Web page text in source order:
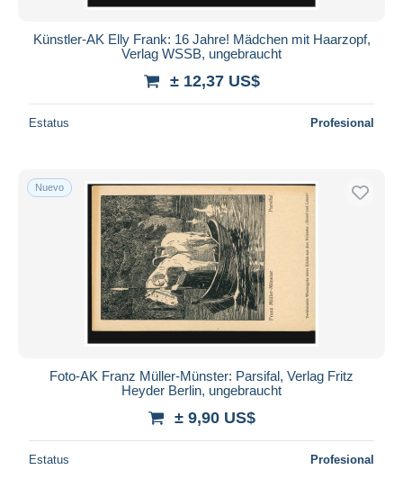
Künstler-AK Elly Frank: 16 Jahre! Mädchen mit Haarzopf,
Verlag WSSB, ungebraucht
± 12,37 US$
Estatus Profesional
Nuevo
Foto-AK Franz Müller-Münster: Parsifal, Verlag Fritz
Heyder Berlin, ungebraucht
± 9,90 US$
Estatus Profesional